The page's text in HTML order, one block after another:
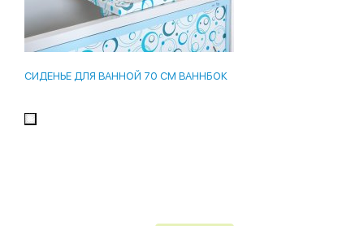
СИДЕНЬЕ ДЛЯ ВАННОЙ 70 СМ ВАННБОК